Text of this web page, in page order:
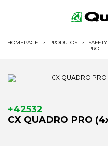
HOMEPAGE > PRODUTOS >
PRO
+42532
CX QUADRO PRO